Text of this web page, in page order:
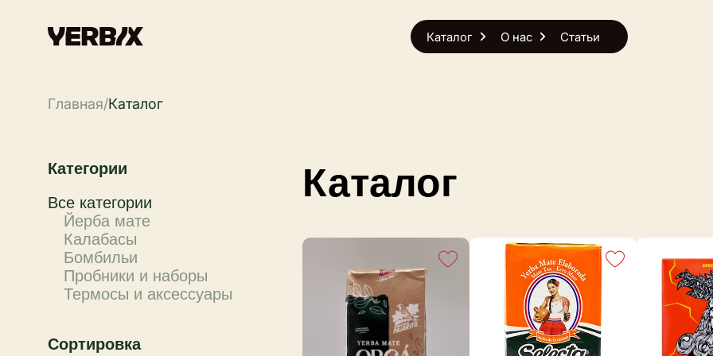
Каталог О нас Статьи
Главная/Каталог
Категории
Все категории
Йерба мате
Калабасы
Бомбильи
Пробники и наборы
Термосы и аксессуары
Сортировка
Каталог